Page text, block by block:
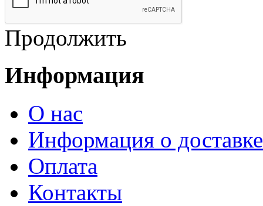
Продолжить
Информация
О нас
Информация о доставке
Оплата
Контакты